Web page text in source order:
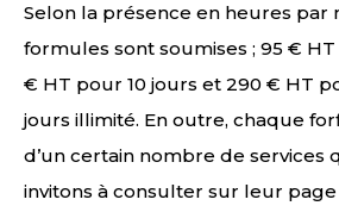
Selon la présence en heures par
formules sont soumises ; 95 € HT
€ HT pour 10 jours et 290 € HT
jours illimité. En outre, chaque
d’un certain nombre de services
invitons à consulter sur leur